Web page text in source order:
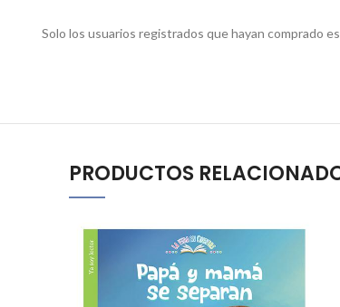
Solo los usuarios registrados que hayan comprado
PRODUCTOS